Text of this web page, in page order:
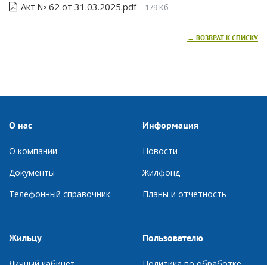
Акт № 62 от 31.03.2025.pdf 179 Кб
← ВОЗВРАТ К СПИСКУ
О нас
О компании
Документы
Телефонный справочник
Информация
Новости
Жилфонд
Планы и отчетность
Жильцу Пользователю